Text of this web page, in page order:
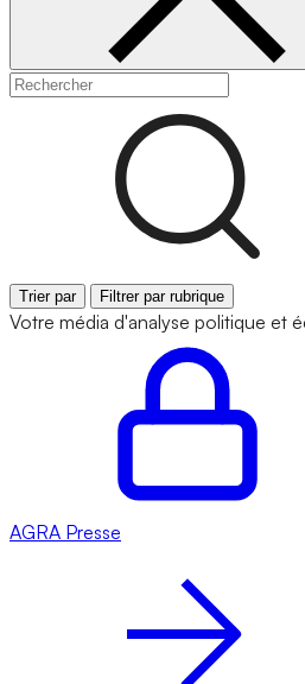
Trier par Filtrer par rubrique
Votre média d'analyse politique et
AGRA Presse